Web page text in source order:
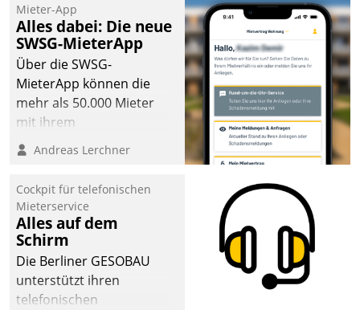
Datatrain. Die meravis
Wohnungsbau- und
Immobilien GmbH hat
sich dabei für den Betrieb
der Lösung über die SAP
Cloud Platform
entschieden - als erstes
Unternehmen am
Mieter-App
Alles dabei: Die neue
SWSG-MieterApp
Über die SWSG-
MieterApp können die
mehr als 50.000 Mieter
mit ihrem
Wohnungsunternehmen
kommunizieren, auf dem
einsehen und ändern
oder
Schadensmeldungen
abgeben – rund um die
Uhr.
Andreas Lerchner
Cockpit für telefonischen
Mieterservice
Alles auf dem
Schirm
Die Berliner GESOBAU
unterstützt ihren
telefonischen